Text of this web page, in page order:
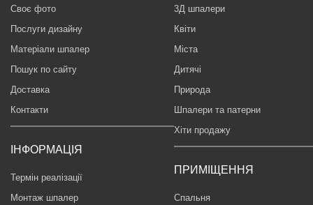
Своє фото
Послуги дизайну
Матеріали шпалер
Пошук по сайту
Доставка
Контакти
ІНФОРМАЦІЯ
Термін реалізації
Монтаж шпалер
3Д шпалери
Квіти
Міста
Дитячі
Природа
Шпалери та патерни
Хіти продажу
ПРИМІЩЕННЯ
Спальня